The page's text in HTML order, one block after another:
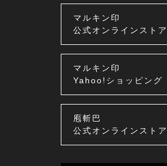
マルキン印
公式オンラインストア
マルキン印
Yahoo!ショッピング
庖斬巴
公式オンラインストア